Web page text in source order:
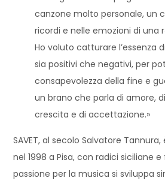
canzone molto personale, un
ricordi e nelle emozioni di una
Ho voluto catturare l’essenza
sia positivi che negativi, per
consapevolezza della fine e
un brano che parla di amore,
crescita e di accettazione.»
SAVET, al secolo Salvatore
nel 1998 a Pisa, con radici siciliane e
passione per la musica si sviluppa